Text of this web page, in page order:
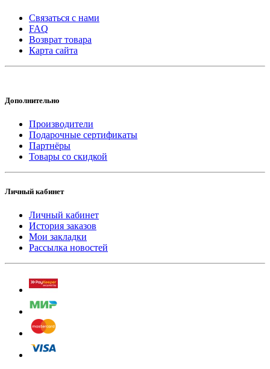
Связаться с нами
FAQ
Возврат товара
Карта сайта
Дополнительно
Производители
Подарочные сертификаты
Партнёры
Товары со скидкой
Личный кабинет
Личный кабинет
История заказов
Мои закладки
Рассылка новостей